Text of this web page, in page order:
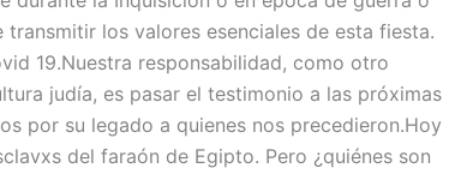
los valores esenciales de esta fiesta.
19.Nuestra responsabilidad, como otro
judía, es pasar el testimonio a las próximas
por su legado a quienes nos precedieron.Hoy
del faraón de Egipto. Pero ¿quiénes son